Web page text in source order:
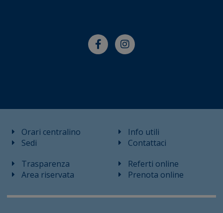
Orari centralino
Sedi
Info utili
Contattaci
Trasparenza
Area riservata
Referti online
Prenota online